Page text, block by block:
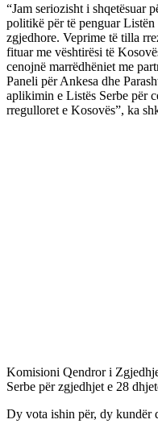
“Jam seriozisht i shqetësuar
politikë për të penguar Listën
zgjedhore. Veprime të tilla
fituar me vështirësi të
cenojnë marrëdhëniet me
Paneli për Ankesa dhe
aplikimin e Listës Serbe për
rregulloret e Kosovës”, ka
Komisioni Qendror i
Serbe për zgjedhjet e 28
Dy vota ishin për, dy kundër